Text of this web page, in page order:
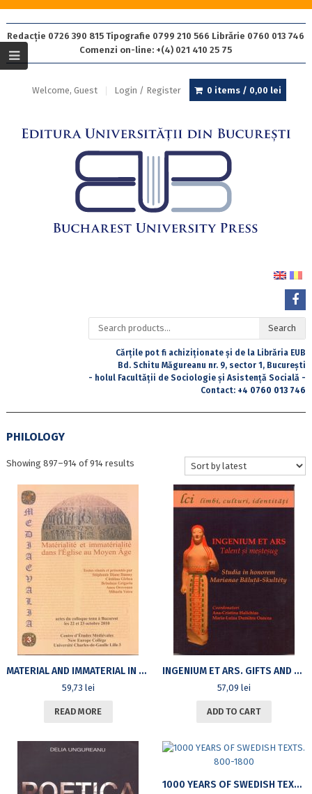
Redacție 0726 390 815 Tipografie 0799 210 566 Librărie 0760 013 746
Comenzi on-line: +(4) 021 410 25 75
Welcome, Guest Login / Register 0 items / 0,00 lei
Search
for:
Search
Cărțile pot fi achiziționate și de la Librăria EUB
Bd. Schitu Măgureanu nr. 9, sector 1, București
- holul Facultății de Sociologie și Asistență Socială -
Contact: +4 0760 013 746
PHILOLOGY
Showing 897–914 of 914 resultsSorted
MATERIAL AND IMMATERIAL IN THE MEDIEVAL CHURCH. PAPERS OF THE COLLOQUIUM HELD IN BUCHAREST 22-23 OCTOBER 2010 CENTRE D’ÉTUDES MÉDIÉVALES DE L’UNIVERSITÉ DE BUCAREST/NEW EUROPE COLLÈGE/UNIVERSITÉ LILLE 3
59,73 lei
READ MORE
INGENIUM ET ARS. GIFTS AND CRAFTS. STUDIA IN HONOREM MARIANAE BĂLUȚĂ-SKULTÉTY
57,09 lei
ADD TO CART
1000 YEARS OF SWEDISH TEXTS. 800-1800